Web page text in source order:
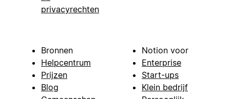
privacyrechten
Bronnen
Helpcentrum
Prijzen
Blog
Notion voor
Enterprise
Start-ups
Klein bedrijf